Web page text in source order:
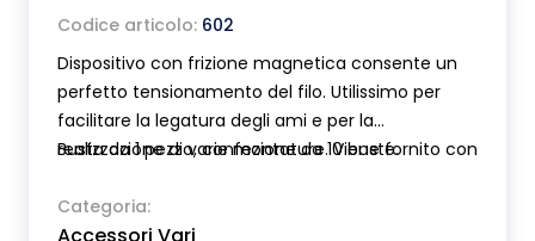
Codice articolo: 602
Dispositivo con frizione magnetica consente un
perfetto tensionamento del filo. Utilissimo per
facilitare la legatura degli ami e per la
realizzazione di varie montature. Viene fornito con
adesivi.
Busta da 1 pezzo, confezione da 10 buste.
Categoria: